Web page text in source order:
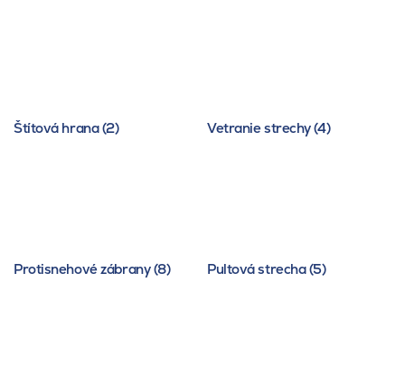
Štítová hrana (2) Vetranie strechy (4)
Protisnehové zábrany (8) Pultová strecha (5)